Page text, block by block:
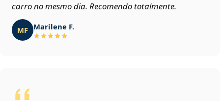
carro no mesmo dia. Recomendo totalmente.
MF Marilene F.